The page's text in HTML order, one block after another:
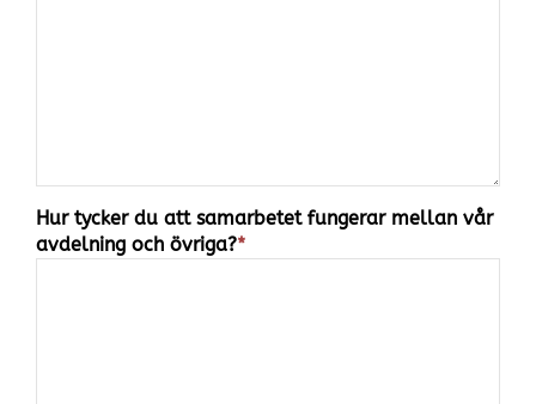
Hur tycker du att samarbetet fungerar mellan vår
avdelning och övriga?*